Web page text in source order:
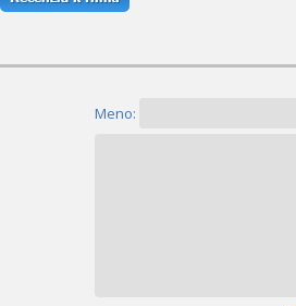
Meno: